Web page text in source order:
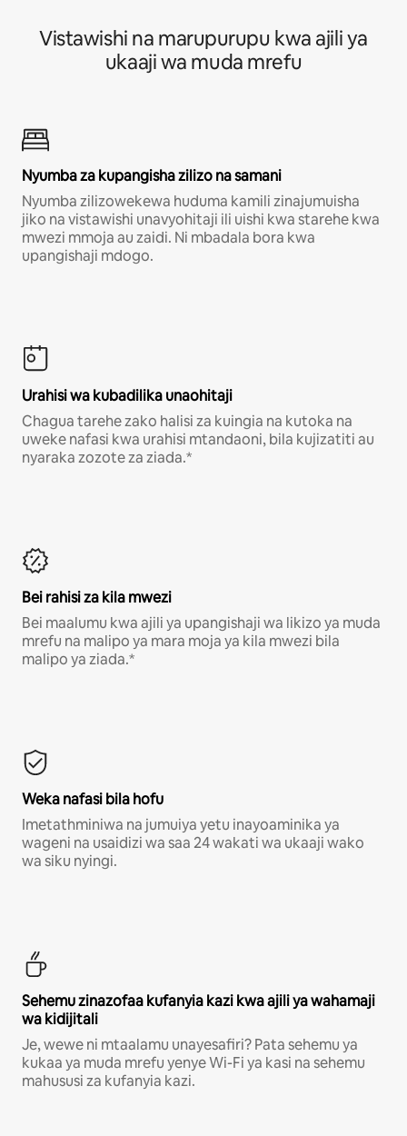
Vistawishi na marupurupu kwa ajili ya
ukaaji wa muda mrefu
Nyumba za kupangisha zilizo na samani
Nyumba zilizowekewa huduma kamili zinajumuisha
jiko na vistawishi unavyohitaji ili uishi kwa starehe kwa
mwezi mmoja au zaidi. Ni mbadala bora kwa
upangishaji mdogo.
Urahisi wa kubadilika unaohitaji
Chagua tarehe zako halisi za kuingia na kutoka na
uweke nafasi kwa urahisi mtandaoni, bila kujizatiti au
nyaraka zozote za ziada.*
Bei rahisi za kila mwezi
Bei maalumu kwa ajili ya upangishaji wa likizo ya muda
mrefu na malipo ya mara moja ya kila mwezi bila
malipo ya ziada.*
Weka nafasi bila hofu
Imetathminiwa na jumuiya yetu inayoaminika ya
wageni na usaidizi wa saa 24 wakati wa ukaaji wako
wa siku nyingi.
Sehemu zinazofaa kufanyia kazi kwa ajili ya wahamaji
wa kidijitali
Je, wewe ni mtaalamu unayesafiri? Pata sehemu ya
kukaa ya muda mrefu yenye Wi-Fi ya kasi na sehemu
mahususi za kufanyia kazi.